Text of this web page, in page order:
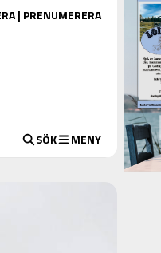
| PRENUMERERA
SÖK MENY